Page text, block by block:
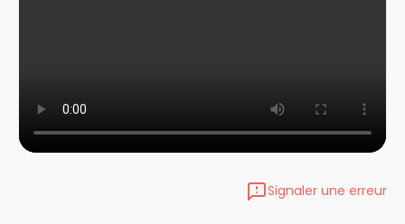
Signaler une erreur